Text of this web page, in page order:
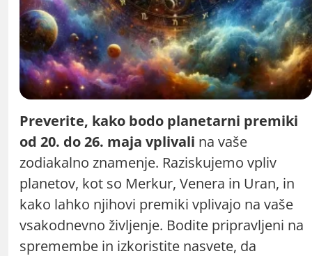
Preverite, kako bodo planetarni premiki
od 20. do 26. maja vplivali na vaše
zodiakalno znamenje. Raziskujemo vpliv
planetov, kot so Merkur, Venera in Uran, in
kako lahko njihovi premiki vplivajo na vaše
vsakodnevno življenje. Bodite pripravljeni na
spremembe in izkoristite nasvete, da